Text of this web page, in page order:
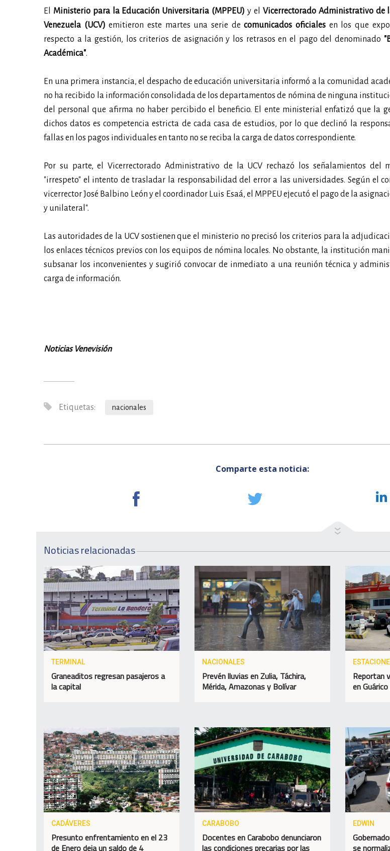
El Ministerio para la Educación Universitaria (MPPEU) y el Vicerrectorado Administrativo de
Venezuela (UCV) emitieron este martes una serie decomunicados oficiales en los que
respecto a la gestión, los criterios de asignación y los retrasos en el pago del denominado
Académica".
En una primera instancia, el despacho de educación universitaria informó a la comunidad
no ha recibido la información consolidada de los departamentos de nómina de ninguna
del personal que afirma no haber percibido el beneficio. El ente ministerial enfatizó que la
dichos datos es competencia estricta de cada casa de estudios, por lo que declinó la
fallas en los pagos individuales en tanto no se reciba la carga de datos correspondiente.
Por su parte, el Vicerrectorado Administrativo de la UCV rechazó los señalamientos del
"irrespeto" el intento de trasladar la responsabilidad del error a las universidades. Según el
vicerrector José Balbino León y el coordinador Luis Esaá, el MPPEU ejecutó el pago de la
y unilateral".
Las autoridades de la UCV sostienen que el ministerio no precisó los criterios para la
los enlaces técnicos previos con los equipos de nómina locales. No obstante, la institución
subsanar los inconvenientes y sugirió convocar de inmediato a una reunión técnica y
carga de información.
Noticias Venevisión
Etiquetas: nacionales
Comparte esta noticia:
Noticias relacionadas
TERMINAL
Graneaditos regresan pasajeros a
la capital
NACIONALES
Prevén lluvias en Zulia, Táchira,
Mérida, Amazonas y Bolívar
Reportan
en
CADÁVERES
Presunto enfrentamiento en el 23
de Enero deja un saldo de 4
CARABOBO
Docentes en Carabobo denunciaron
las condiciones precarias por las
EDWIN
se